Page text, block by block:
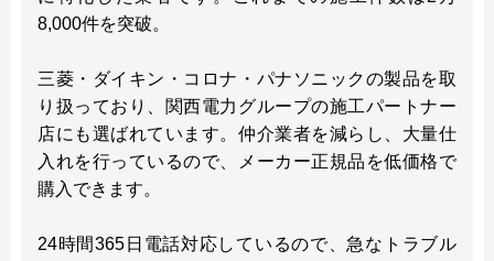
8,000件を突破。
三菱・ダイキン・コロナ・パナソニックの製品を取
り扱っており、関西電力グループの施工パートナー
店にも選ばれています。仲介業者を減らし、大量仕
入れを行っているので、メーカー正規品を低価格で
購入できます。
24時間365日電話対応しているので、急なトラブル